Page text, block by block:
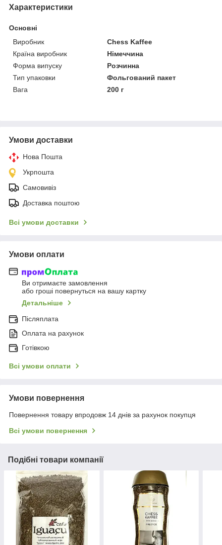
Характеристики
Основні
Виробник
Chess Kaffee
Країна виробник
Німеччина
Форма випуску
Розчинна
Тип упаковки
Фольгований пакет
Вага
200 г
Умови доставки
Нова Пошта
Укрпошта
Самовивіз
Доставка поштою
Всі умови доставки
Умови оплати
Ви отримаєте замовлення
або гроші повернуться на вашу картку
Детальніше
Післяплата
Оплата на рахунок
Готівкою
Всі умови оплати
Умови повернення
Повернення товару впродовж 14 днів за рахунок покупця
Всі умови повернення
Подібні товари компанії